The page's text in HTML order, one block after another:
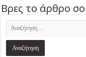
Βρες το άρθρο